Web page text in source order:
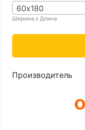
60х180
Ширина х Длина
Производитель